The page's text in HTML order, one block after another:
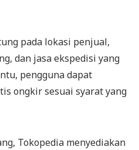
pada lokasi penjual,
dan jasa ekspedisi yang
pengguna dapat
ongkir sesuai syarat yang
Tokopedia menyediakan